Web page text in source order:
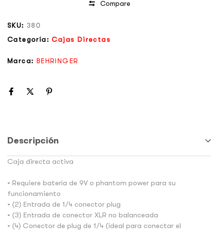
Compare
SKU: 380
Categoría:Cajas Directas
Marca: BEHRINGER
Descripción
Caja directa activa
• Requiere batería de 9V o phantom power para su
funcionamiento
• (2) Entrada de 1/4 conector plug
• (3) Entrada de conector XLR no balanceada
• (4) Conector de plug de 1/4 (ideal para conectar el